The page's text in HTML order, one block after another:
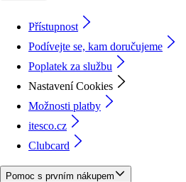
Přístupnost
Podívejte se, kam doručujeme
Poplatek za službu
Nastavení Cookies
Možnosti platby
itesco.cz
Clubcard
Pomoc s prvním nákupem